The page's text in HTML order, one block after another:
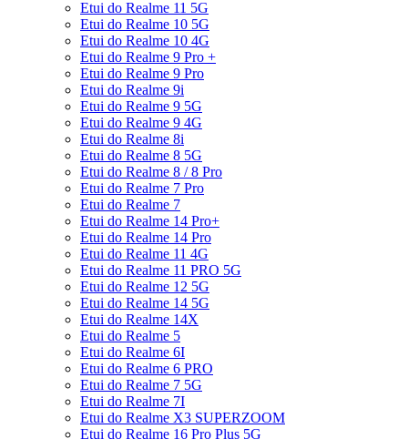
Etui do Realme 11 5G
Etui do Realme 10 5G
Etui do Realme 10 4G
Etui do Realme 9 Pro +
Etui do Realme 9 Pro
Etui do Realme 9i
Etui do Realme 9 5G
Etui do Realme 9 4G
Etui do Realme 8i
Etui do Realme 8 5G
Etui do Realme 8 / 8 Pro
Etui do Realme 7 Pro
Etui do Realme 7
Etui do Realme 14 Pro+
Etui do Realme 14 Pro
Etui do Realme 11 4G
Etui do Realme 11 PRO 5G
Etui do Realme 12 5G
Etui do Realme 14 5G
Etui do Realme 14X
Etui do Realme 5
Etui do Realme 6I
Etui do Realme 6 PRO
Etui do Realme 7 5G
Etui do Realme 7I
Etui do Realme X3 SUPERZOOM
Etui do Realme 16 Pro Plus 5G